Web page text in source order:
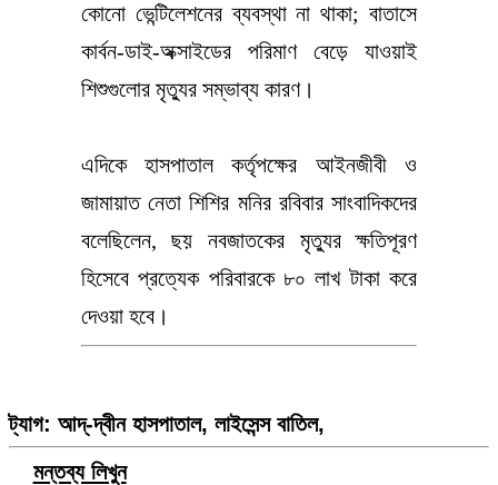
কোনো ভেন্টিলেশনের ব্যবস্থা না থাকা; বাতাসে
কার্বন-ডাই-অক্সাইডের পরিমাণ বেড়ে যাওয়াই
শিশুগুলোর মৃত্যুর সম্ভাব্য কারণ।
এদিকে হাসপাতাল কর্তৃপক্ষের আইনজীবী ও
জামায়াত নেতা শিশির মনির রবিবার সাংবাদিকদের
বলেছিলেন, ছয় নবজাতকের মৃত্যুর ক্ষতিপূরণ
হিসেবে প্রত্যেক পরিবারকে ৮০ লাখ টাকা করে
দেওয়া হবে।
ট্যাগ: আদ্-দ্বীন হাসপাতাল, লাইসেন্স বাতিল,
মন্তব্য লিখুন